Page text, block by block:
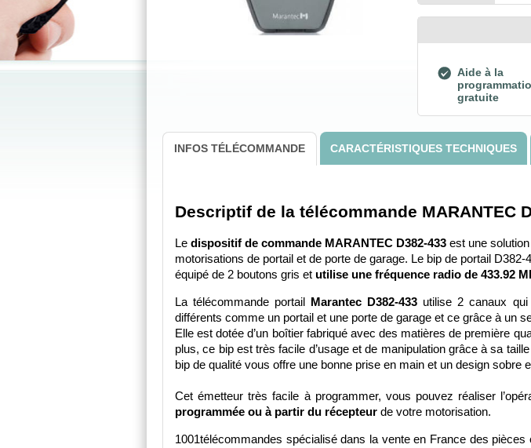
Aide à la
gratuite
INFOS TÉLÉCOMMANDE CARACTÉRISTIQUES TECHNIQUES
Descriptif de la télécommande MARANTEC
Le dispositif de commande MARANTEC D382-433 est une
motorisations de portail et de porte de garage. Le bip de portail
équipé de 2 boutons gris et utilise une fréquence radio de 433.92
La télécommande portail Marantec D382-433 utilise 2 canaux qui
différents comme un portail et une porte de garage et ce grâce à un
Elle est dotée d’un boîtier fabriqué avec des matières de première
plus, ce bip est très facile d’usage et de manipulation grâce à sa
bip de qualité vous offre une bonne prise en main et un design sobre
Cet émetteur très facile à programmer, vous pouvez réaliser
programmée ou à partir du récepteur de votre motorisation.
1001télécommandes spécialisé dans la vente en France des